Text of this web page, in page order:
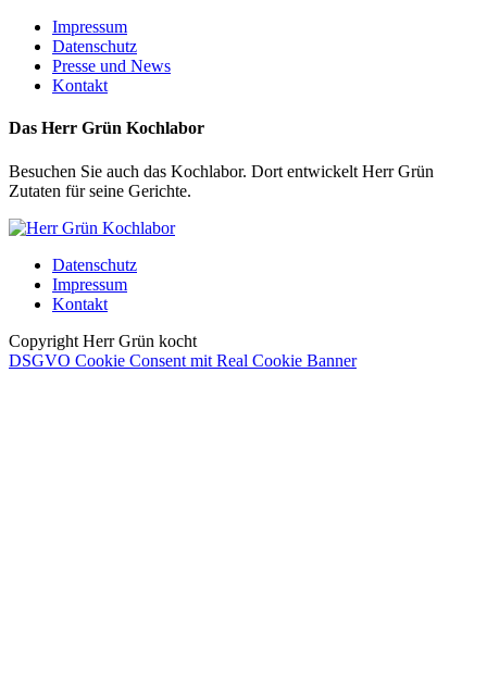
Impressum
Datenschutz
Presse und News
Kontakt
Das Herr Grün Kochlabor
Besuchen Sie auch das Kochlabor. Dort entwickelt Herr Grün
Zutaten für seine Gerichte.
Datenschutz
Impressum
Kontakt
Copyright Herr Grün kocht
DSGVO Cookie Consent mit Real Cookie Banner